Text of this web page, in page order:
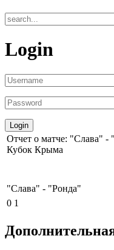
Login
Отчет о матче: "Слава"
Кубок Крыма
"Слава" - "Ронда"
0 1